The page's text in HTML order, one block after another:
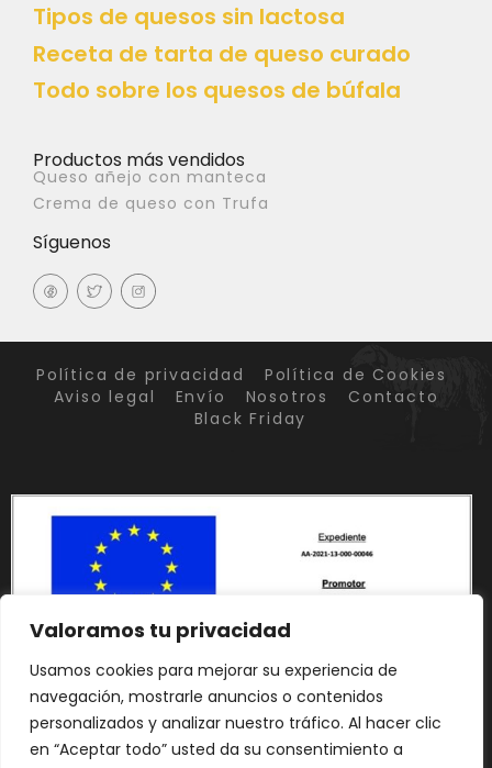
Valoramos tu privacidad
Usamos cookies para mejorar su experiencia de
navegación, mostrarle anuncios o contenidos
personalizados y analizar nuestro tráfico. Al hacer clic
en “Aceptar todo” usted da su consentimiento a
Tipos de quesos sin lactosa
Receta de tarta de queso curado
Todo sobre los quesos de búfala
Productos más vendidos
Queso añejo con manteca
Crema de queso con Trufa
Síguenos
Política de privacidad
Política de Cookies
Aviso legal
Envío Nosotros
Contacto
Black Friday